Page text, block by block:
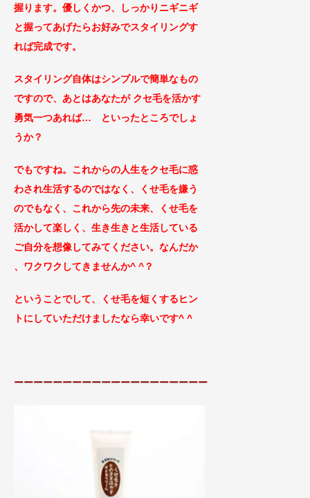
握ります。優しくかつ、しっかりニギニギ
と握ってあげたらお好みでスタイリングす
れば完成です。
スタイリング自体はシンプルで簡単なもの
ですので、あとはあなたが クセ毛を活かす
勇気一つあれば… といったところでしょ
うか？
でもですね。これからの人生をクセ毛に惑
わされ生活するのではなく、くせ毛を嫌う
のでもなく、これから先の未来、くせ毛を
活かして楽しく、生き生きと生活している
ご自分を想像してみてください。なんだか
、ワクワクしてきませんか^ ^？
ということでして、くせ毛を短くするヒン
トにしていただけましたなら幸いです^ ^
ーーーーーーーーーーーーーーーーーーーー